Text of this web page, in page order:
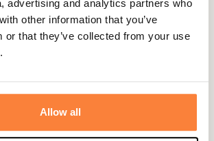
advertising and analytics partners who
other information that you’ve
or that they’ve collected from your use
Allow all
en coton épais à carreaux pour un
décontracté pour le quotidien.
en coton de qualité, cette
joli imprimé à carreaux type chemise de
sur t-shirt ou fermée grâce à ses